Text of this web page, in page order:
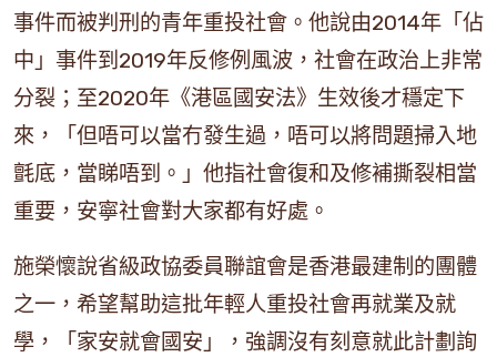
事件而被判刑的青年重投社會。他說由2014年「佔
中」事件到2019年反修例風波，社會在政治上非常
分裂；至2020年《港區國安法》生效後才穩定下
來，「但唔可以當冇發生過，唔可以將問題掃入地
氈底，當睇唔到。」他指社會復和及修補撕裂相當
重要，安寧社會對大家都有好處。
施榮懷說省級政協委員聯誼會是香港最建制的團體
之一，希望幫助這批年輕人重投社會再就業及就
學，「家安就會國安」，強調沒有刻意就此計劃詢